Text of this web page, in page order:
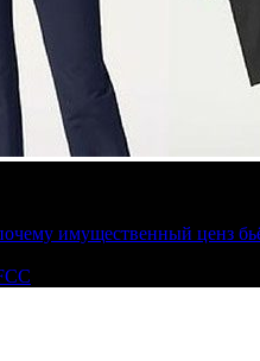
имущественный ценз